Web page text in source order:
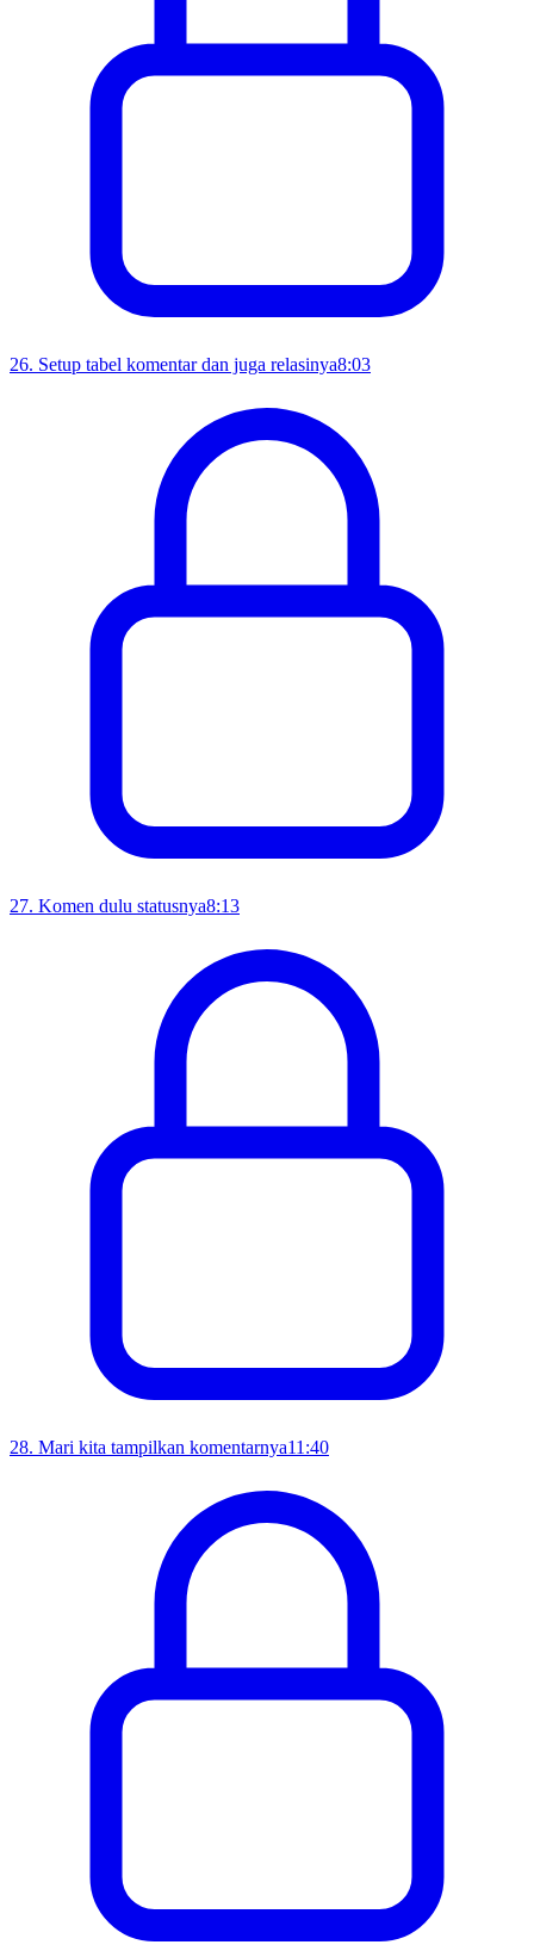
26. Setup tabel komentar dan juga relasinya8:03
27. Komen dulu statusnya8:13
28. Mari kita tampilkan komentarnya11:40